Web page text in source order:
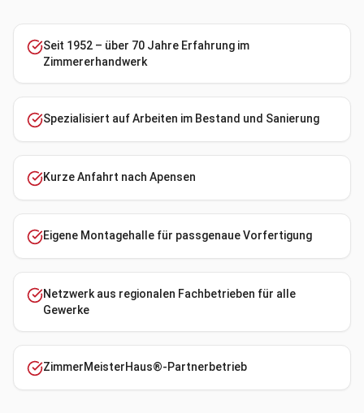
Seit 1952 – über 70 Jahre Erfahrung im
Zimmererhandwerk
Spezialisiert auf Arbeiten im Bestand und Sanierung
Kurze Anfahrt nach Apensen
Eigene Montagehalle für passgenaue Vorfertigung
Netzwerk aus regionalen Fachbetrieben für alle
Gewerke
ZimmerMeisterHaus®-Partnerbetrieb